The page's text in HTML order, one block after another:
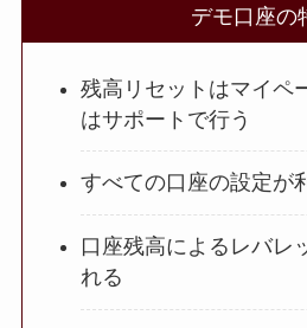
デモ口座の
残高リセットはマイペ
はサポートで行う
すべての口座の設定が
口座残高によるレバレ
れる